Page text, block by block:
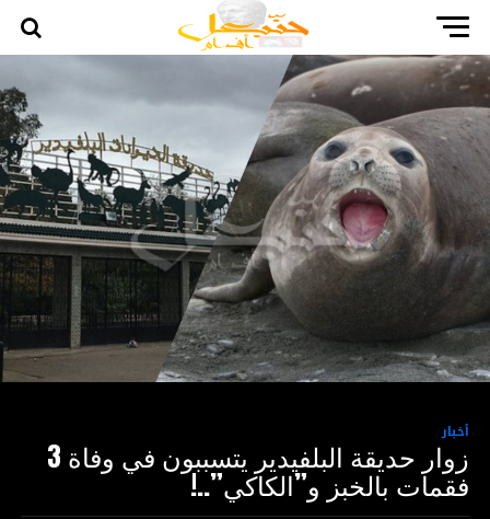
أخبار
زوار حديقة البلفيدير يتسببون في وفاة 3
فقمات بالخبز و”الكاكي”..!